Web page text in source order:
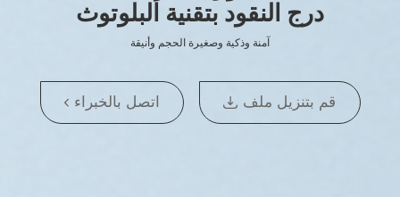
درج النقود بتقنية البلوتوث
آمنة وذكية وصغيرة الحجم وأنيقة
اتصل بالخبراء قم بتنزيل ملف